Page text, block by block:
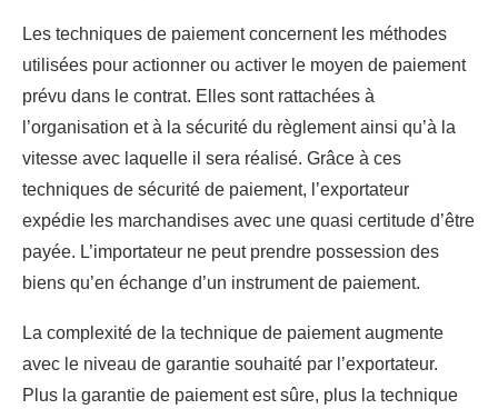
Les techniques de paiement concernent les méthodes
utilisées pour actionner ou activer le moyen de paiement
prévu dans le contrat. Elles sont rattachées à
l’organisation et à la sécurité du règlement ainsi qu’à la
vitesse avec laquelle il sera réalisé. Grâce à ces
techniques de sécurité de paiement, l’exportateur
expédie les marchandises avec une quasi certitude d’être
payée. L’importateur ne peut prendre possession des
biens qu’en échange d’un instrument de paiement.
La complexité de la technique de paiement augmente
avec le niveau de garantie souhaité par l’exportateur.
Plus la garantie de paiement est sûre, plus la technique